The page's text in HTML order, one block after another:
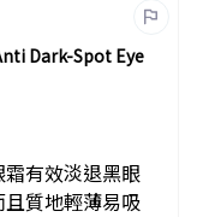
Dark-Spot Eye
有效淡退黑眼
質地輕薄易吸